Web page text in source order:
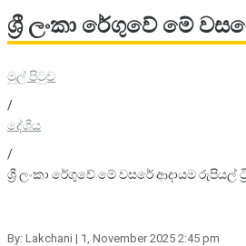
ශ්‍රී ලංකා රේගුවේ මේ
මුල් පිටුව
/
දේශීය
/
ශ්‍රී ලංකා රේගුවේ මේ වසරේ ආදායම රුපියල්
By: Lakchani | 1, November 2025 2:45 pm